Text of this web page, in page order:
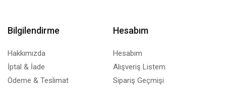
Bilgilendirme
Hakkımızda
İptal & İade
Ödeme & Teslimat
Hesabım
Hesabım
Alışveriş Listem
Sipariş Geçmişi